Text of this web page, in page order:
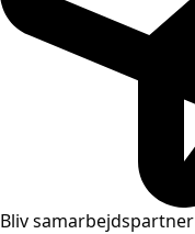
Bliv samarbejdspartner